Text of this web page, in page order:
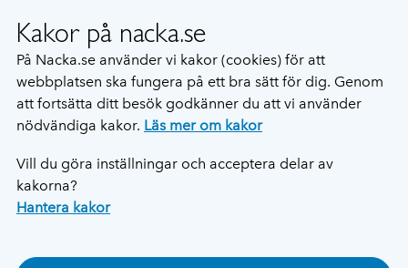
Kakor på nacka.se
På Nacka.se använder vi kakor (cookies) för att
webbplatsen ska fungera på ett bra sätt för dig. Genom
att fortsätta ditt besök godkänner du att vi använder
nödvändiga kakor. Läs mer om kakor
Vill du göra inställningar och acceptera delar av
kakorna?
Hantera kakor